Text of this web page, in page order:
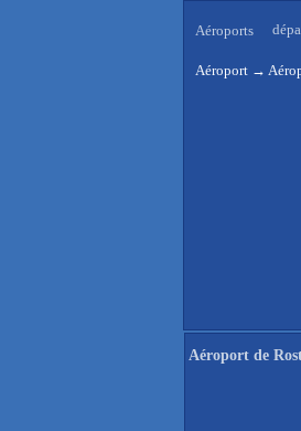
Aéroports
Aéroport →
Aéroport de